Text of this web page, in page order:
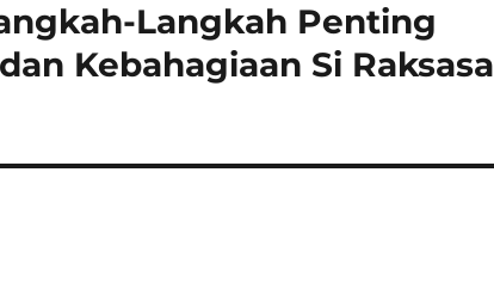
Langkah Penting
Kebahagiaan Si Raksasa